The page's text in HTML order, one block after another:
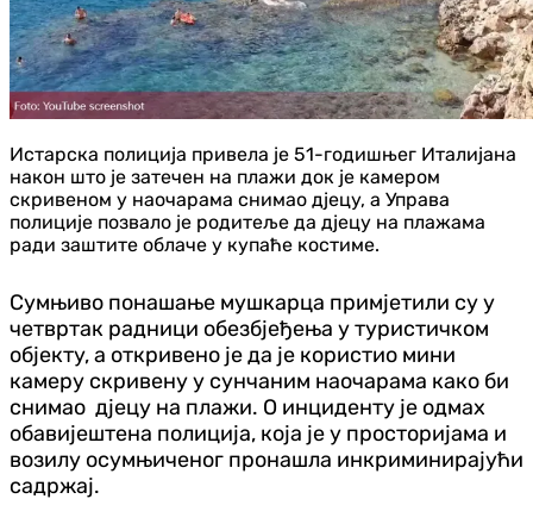
Истарска полиција привела је 51-годишњег Италијана
након што је затечен на плажи док је камером
скривеном у наочарама снимао дјецу, а Управа
полиције позвало је родитеље да дјецу на плажама
ради заштите облаче у купаће костиме.
Сумњиво понашање мушкарца примјетили су у
четвртак радници обезбјеђења у туристичком
објекту, а откривено је да је користио мини
камеру скривену у сунчаним наочарама како би
снимао дјецу на плажи. О инциденту је одмах
обавијештена полиција, која је у просторијама и
возилу осумњиченог пронашла инкриминирајући
садржај.